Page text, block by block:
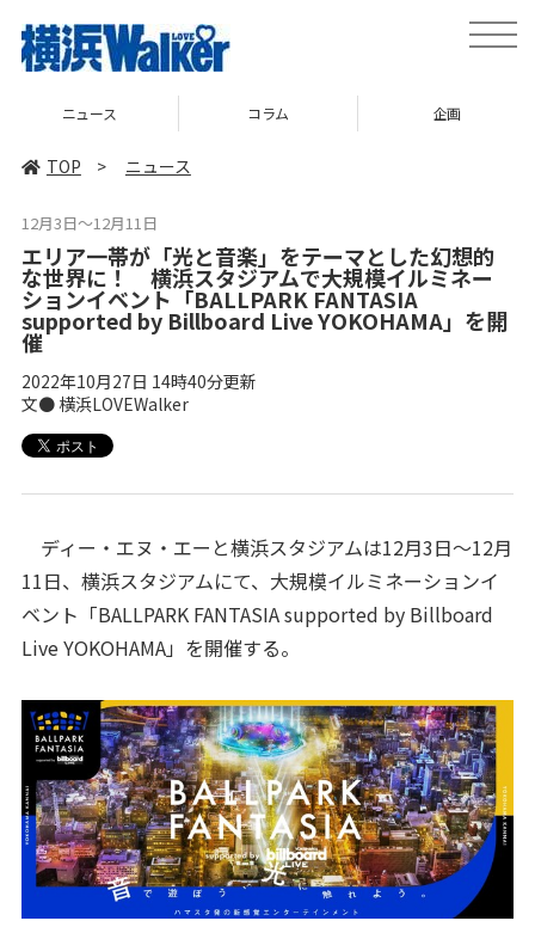
toggle
ニュース コラム 企画
TOP > ニュース
12月3日～12月11日
エリア一帯が「光と音楽」をテーマとした幻想的
な世界に！ 横浜スタジアムで大規模イルミネー
ションイベント「BALLPARK FANTASIA
supported by Billboard Live YOKOHAMA」を開
催
2022年10月27日 14時40分更新
文● 横浜LOVEWalker
ディー・エヌ・エーと横浜スタジアムは12月3日～12月
11日、横浜スタジアムにて、大規模イルミネーションイ
ベント「BALLPARK FANTASIA supported by Billboard
Live YOKOHAMA」を開催する。